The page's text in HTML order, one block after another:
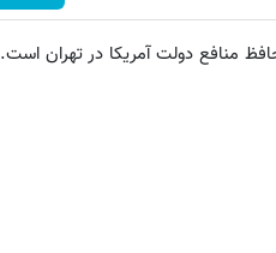
منافع دولت آ‌مریکا در تهران است.